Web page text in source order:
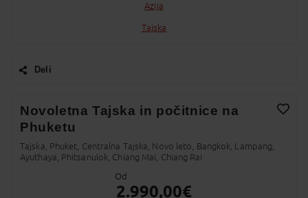
Azija
Tajska
Deli
Twitter
Messenger
Novoletna Tajska in počitnice na
Phuketu
Tajska, Phuket, Centralna Tajska, Novo leto, Bangkok, Lampang,
Ayuthaya, Phitsanulok, Chiang Mai, Chiang Rai
Od
2.990,00€